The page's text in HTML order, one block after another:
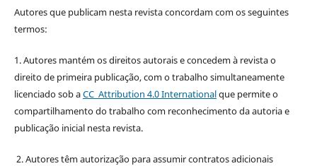
Autores que publicam nesta revista concordam com os seguintes
termos:
1. Autores mantém os direitos autorais e concedem à revista o
direito de primeira publicação, com o trabalho simultaneamente
licenciado sob aCC Attribution 4.0 Internationalque permite o
compartilhamento do trabalho com reconhecimento da autoria e
publicação inicial nesta revista.
2. Autores têm autorização para assumir contratos adicionais